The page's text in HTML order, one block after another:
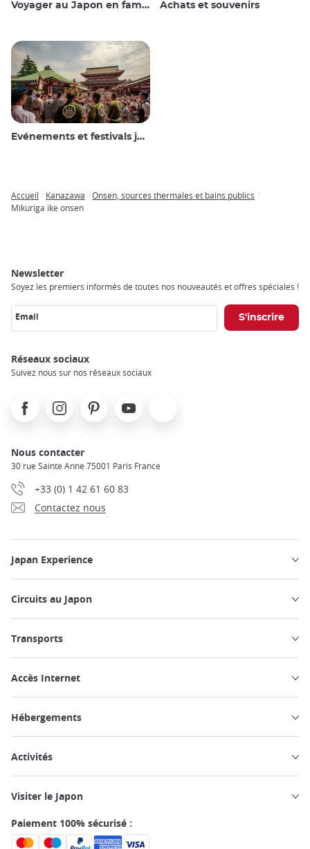
Voyager au Japon en famille Achats et souvenirs
Evénements et festivals japonais
Breadcrumb
Accueil Kanazawa
Onsen, sources thermales et bains publics
Mikuriga ike onsen
Newsletter
Soyez les premiers informés de toutes nos nouveautés et offres spéciales !
Email
Réseaux sociaux
Suivez nous sur nos réseaux sociaux
FacebookInstagramPinterest Youtube
Nous contacter
30 rue Sainte Anne 75001 Paris France
+33 (0) 1 42 61 60 83
Contactez nous
Japan Experience
Circuits au Japon
Transports
Accès Internet
Hébergements
Activités
Visiter le Japon
Paiement 100% sécurisé :